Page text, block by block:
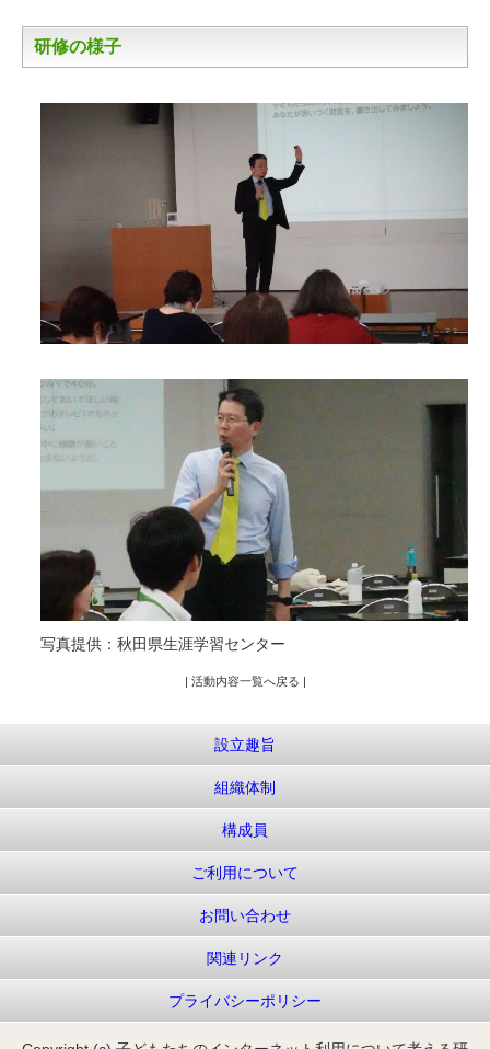
研修の様子
写真提供：秋田県生涯学習センター
| 活動内容一覧へ戻る |
設立趣旨
組織体制
構成員
ご利用について
お問い合わせ
関連リンク
プライバシーポリシー